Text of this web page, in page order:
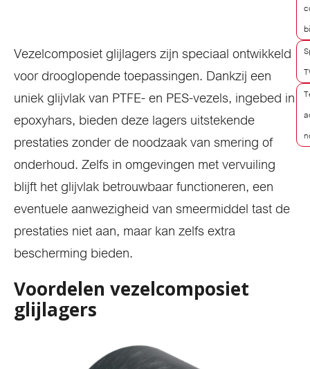
Vezelcomposiet glijlagers zijn speciaal ontwikkeld
voor drooglopende toepassingen. Dankzij een
uniek glijvlak van PTFE- en PES-vezels, ingebed in
epoxyhars, bieden deze lagers uitstekende
prestaties zonder de noodzaak van smering of
onderhoud. Zelfs in omgevingen met vervuiling
blijft het glijvlak betrouwbaar functioneren, een
eventuele aanwezigheid van smeermiddel tast de
prestaties niet aan, maar kan zelfs extra
bescherming bieden.
Voordelen vezelcomposiet
glijlagers